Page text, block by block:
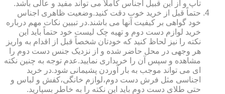
تاپ و از این قبیل اجناس کاملاً می تواند مفید و عالی باشد.
حتماً قبل از خرید خوب دقت کنید.وضعیت ظاهری اجناس
خود گواهی بر کیفیت آنها می باشند.در تبیین نکات مهم درباره
خرید لوازم دست دوم و تهیه چک لیست خود حتماً باید این
نکته را نیز لحاظ کنید که خودتان شخصاً قبل از اقدام به واریز
هر وجهی در محل حاضر شده و از نزدیک جنس دست دوم را
مشاهده و سپس آن را خریداری نمایید.عدم توجه به چنین نکته
ای می تواند موجب به بار آوردن پشیمانی شود.در خرید
اجناسی مثل فرش دست دوم،لوازم خانگی،کفش و لباس و
حتی طلای دست دوم باید این نکته را به خاطر بسپارید.